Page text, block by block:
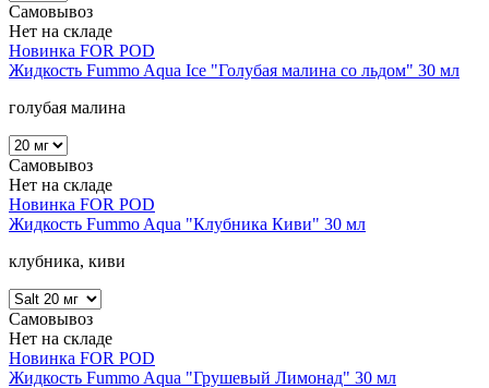
Самовывоз
Нет на складе
Новинка FOR POD
Жидкость Fummo Aqua Ice "Голубая малина со льдом" 30 мл
голубая малина
Самовывоз
Нет на складе
Новинка FOR POD
Жидкость Fummo Aqua "Клубника Киви" 30 мл
клубника, киви
Самовывоз
Нет на складе
Новинка FOR POD
Жидкость Fummo Aqua "Грушевый Лимонад" 30 мл